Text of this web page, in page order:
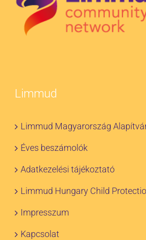
Limmud
Limmud Magyarország
Éves beszámolók
Adatkezelési tájékoztató
Limmud Hungary Child
Impresszum
Kapcsolat